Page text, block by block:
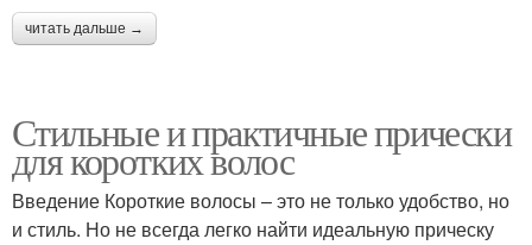
читать дальше →
Стильные и практичные прически
для коротких волос
Введение Короткие волосы – это не только удобство, но
и стиль. Но не всегда легко найти идеальную прическу